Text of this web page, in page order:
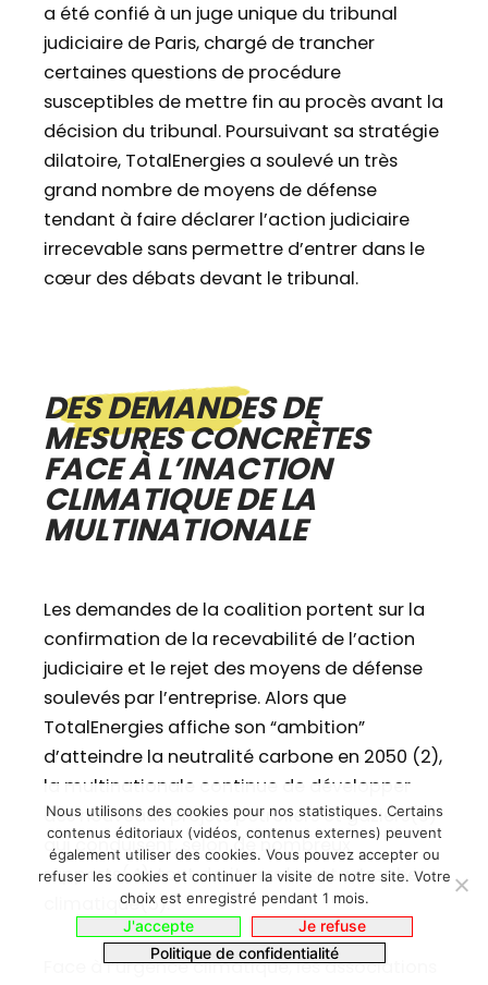
a été confié à un juge unique du tribunal
judiciaire de Paris, chargé de trancher
certaines questions de procédure
susceptibles de mettre fin au procès avant la
décision du tribunal. Poursuivant sa stratégie
dilatoire, TotalEnergies a soulevé un très
grand nombre de moyens de défense
tendant à faire déclarer l’action judiciaire
irrecevable sans permettre d’entrer dans le
cœur des débats devant le tribunal.
DES DEMANDES DE
MESURES CONCRÈTES
FACE À L’INACTION
CLIMATIQUE DE LA
MULTINATIONALE
Les demandes de la coalition portent sur la
confirmation de la recevabilité de l’action
judiciaire et le rejet des moyens de défense
soulevés par l’entreprise. Alors que
TotalEnergies affiche son “ambition”
d’atteindre la neutralité carbone en 2050 (2),
la multinationale continue de développer
des nouveaux projets pétroliers et gaziers(3)
qui conduisent, selon de nombreux
rapports(4), tout droit vers la catastrophe
climatique(5).
Face à l’urgence climatique, les associations
Nous utilisons des cookies pour nos statistiques. Certains
contenus éditoriaux (vidéos, contenus externes) peuvent
également utiliser des cookies. Vous pouvez accepter ou
refuser les cookies et continuer la visite de notre site. Votre
choix est enregistré pendant 1 mois.
J'accepte
Je refuse
Politique de confidentialité